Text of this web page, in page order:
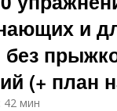
и
без
(+ план
42 мин